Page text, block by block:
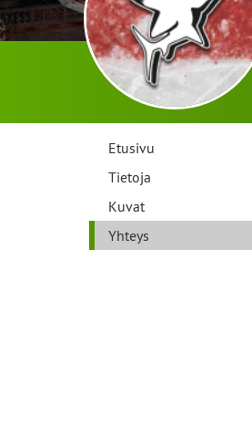
Etusivu
Tietoja
Kuvat
Yhteys